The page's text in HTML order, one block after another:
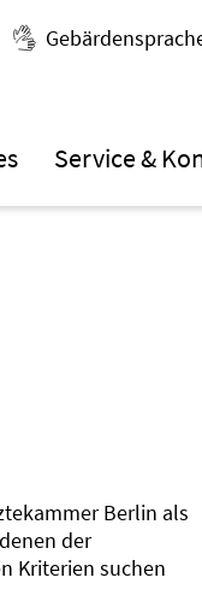
Service &
Berlin als
der
Kriterien suchen